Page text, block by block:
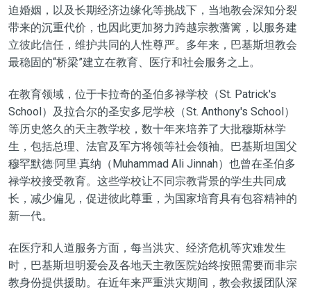
迫婚姻，以及长期经济边缘化等挑战下，当地教会深知分裂
带来的沉重代价，也因此更加努力跨越宗教藩篱，以服务建
立彼此信任，维护共同的人性尊严。多年来，巴基斯坦教会
最稳固的“桥梁”建立在教育、医疗和社会服务之上。
在教育领域，位于卡拉奇的圣伯多禄学校（St. Patrick's
School）及拉合尔的圣安多尼学校（St. Anthony's School）
等历史悠久的天主教学校，数十年来培养了大批穆斯林学
生，包括总理、法官及军方将领等社会领袖。巴基斯坦国父
穆罕默德·阿里·真纳（Muhammad Ali Jinnah）也曾在圣伯多
禄学校接受教育。这些学校让不同宗教背景的学生共同成
长，减少偏见，促进彼此尊重，为国家培育具有包容精神的
新一代。
在医疗和人道服务方面，每当洪灾、经济危机等灾难发生
时，巴基斯坦明爱会及各地天主教医院始终按照需要而非宗
教身份提供援助。在近年来严重洪灾期间，教会救援团队深